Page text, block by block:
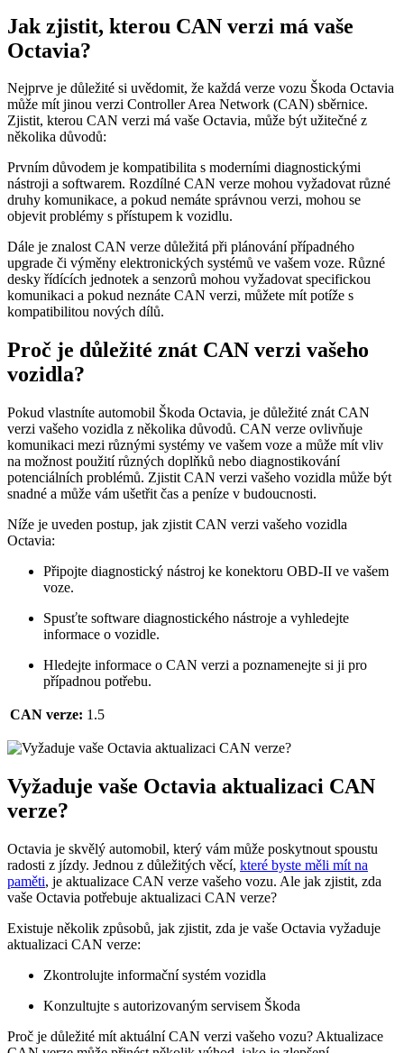
Jak zjistit, ‌kterou CAN verzi má vaše
Octavia?
Nejprve je důležité si uvědomit, že⁢ každá verze vozu Škoda Octavia
může mít ⁣jinou verzi Controller Area Network‍ (CAN) sběrnice.
Zjistit, kterou CAN verzi má vaše Octavia,​ může být ⁢užitečné z
několika důvodů:
Prvním důvodem je kompatibilita s moderními diagnostickými
nástroji a softwarem. Rozdílné ⁤CAN verze mohou vyžadovat různé⁤
druhy komunikace, a pokud nemáte správnou verzi, mohou se
objevit problémy ⁤s přístupem k vozidlu.
Dále je znalost CAN verze důležitá při plánování případného
upgrade či výměny elektronických ​systémů ve vašem voze. Různé
desky‌ řídících ‌jednotek a senzorů mohou vyžadovat specifickou
komunikaci⁣ a pokud neznáte‌ CAN verzi, můžete mít ​potíže s‌
kompatibilitou nových dílů.
Proč je důležité‍ znát CAN verzi‍ vašeho
vozidla?
Pokud vlastníte automobil Škoda Octavia, je důležité ⁣znát CAN
verzi vašeho vozidla ‌z několika důvodů. CAN verze ‍ovlivňuje
komunikaci mezi různými systémy ve vašem voze ​a může ​mít vliv
na‍ možnost použití různých doplňků nebo diagnostikování
potenciálních problémů. Zjistit CAN verzi vašeho vozidla může být
snadné a‌ může vám ušetřit čas⁢ a peníze ‌v budoucnosti.
Níže ‍je uveden postup, jak zjistit CAN verzi vašeho vozidla
Octavia:
Připojte diagnostický nástroj ke konektoru OBD-II ve vašem
‌voze.
Spusťte software diagnostického nástroje a⁤ vyhledejte
⁣informace o vozidle.
Hledejte informace o CAN verzi ‌a poznamenejte si​ ji pro⁣
případnou potřebu.
CAN verze: 1.5
Vyžaduje vaše Octavia aktualizaci CAN
verze?
Octavia je skvělý automobil, který vám může poskytnout spoustu
radosti z jízdy. Jednou z důležitých věcí, které byste měli mít na
⁣paměti, je aktualizace CAN verze vašeho vozu.​ Ale jak​ zjistit, zda
vaše Octavia potřebuje aktualizaci CAN verze?
Existuje několik způsobů, ⁣jak zjistit, zda je vaše Octavia vyžaduje
aktualizaci CAN verze:
Zkontrolujte informační systém vozidla
Konzultujte s autorizovaným servisem Škoda
Proč je důležité mít aktuální CAN verzi vašeho vozu? Aktualizace